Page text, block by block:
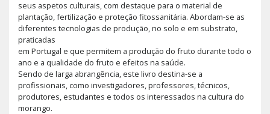
seus aspetos culturais, com destaque para o material de
plantação, fertilização e proteção fitossanitária. Abordam-se as
diferentes tecnologias de produção, no solo e em substrato,
praticadas
em Portugal e que permitem a produção do fruto durante todo o
ano e a qualidade do fruto e efeitos na saúde.
Sendo de larga abrangência, este livro destina-se a
profissionais, como investigadores, professores, técnicos,
produtores, estudantes e todos os interessados na cultura do
morango.